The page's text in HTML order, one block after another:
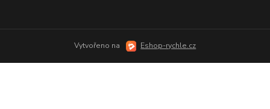
Vytvořeno na Eshop-rychle.cz